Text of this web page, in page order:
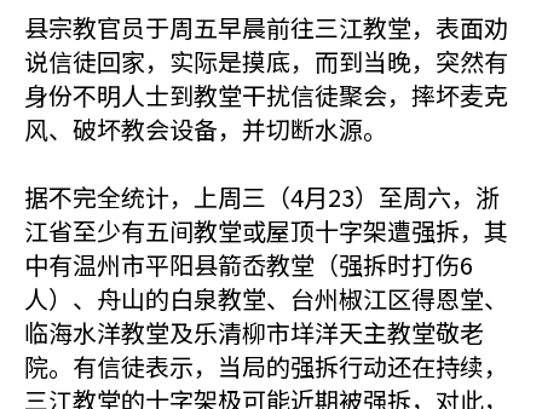
县宗教官员于周五早晨前往三江教堂，表面劝
说信徒回家，实际是摸底，而到当晚，突然有
身份不明人士到教堂干扰信徒聚会，摔坏麦克
风、破坏教会设备，并切断水源。
据不完全统计，上周三（4月23）至周六，浙
江省至少有五间教堂或屋顶十字架遭强拆，其
中有温州市平阳县箭岙教堂（强拆时打伤6
人）、舟山的白泉教堂、台州椒江区得恩堂、
临海水洋教堂及乐清柳市垟洋天主教堂敬老
院。有信徒表示，当局的强拆行动还在持续，
三江教堂的十字架极可能近期被强拆，对此，